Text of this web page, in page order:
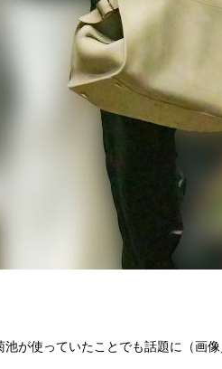
が使っていたことでも話題に（画像